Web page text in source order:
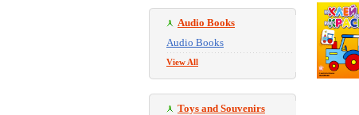
Audio Books
Audio Books
View All
Toys and Souvenirs